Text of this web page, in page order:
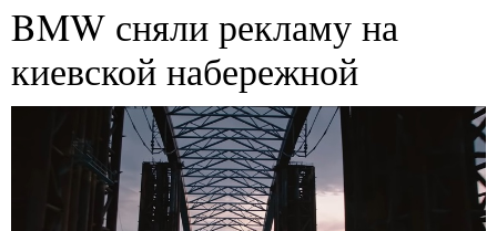
BMW сняли рекламу на
киевской набережной